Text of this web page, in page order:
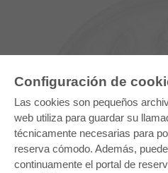
Configuración de
Las cookies son pequeños
web utiliza para guardar su
técnicamente necesarias para
reserva cómodo. Además,
continuamente el portal de
E-COLLECTION